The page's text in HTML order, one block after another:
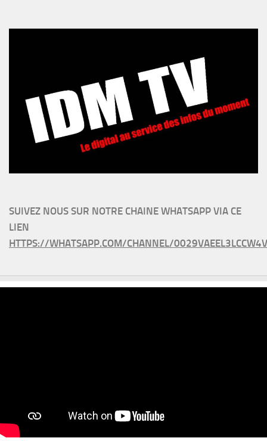
SUIVEZ NOUS SUR NOTRE CHAINE WHATSAPP VIA CE
LIEN
HTTPS://WHATSAPP.COM/CHANNEL/